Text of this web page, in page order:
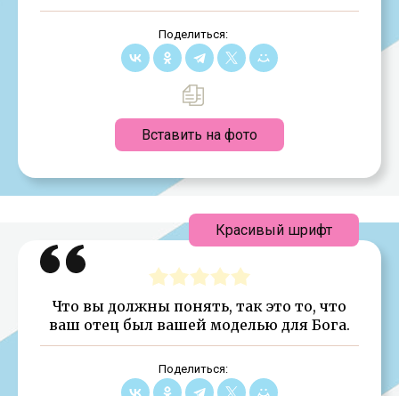
Поделиться:
Вставить на фото
Что вы должны понять, так это то, что
ваш отец был вашей моделью для Бога.
Поделиться:
Красивый шрифт